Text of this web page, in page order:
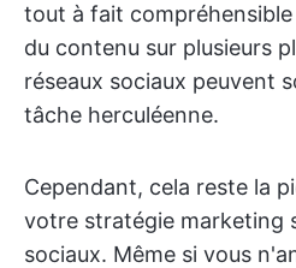
tout à fait
du contenu sur plusieurs
réseaux sociaux peuvent
tâche herculéenne.
Cependant, cela reste la
votre stratégie marketing
sociaux. Même si vous